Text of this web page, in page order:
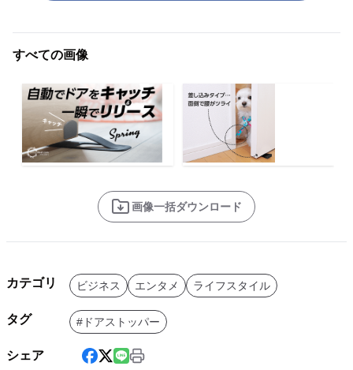
すべての画像
画像一括ダウンロード
カテゴリ ビジネス エンタメ ライフスタイル
タグ #ドアストッパー
シェア